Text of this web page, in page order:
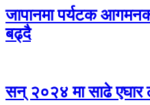
जापानमा पर्यटक
बढ्दै
सन् २०२४ मा साढे एघार